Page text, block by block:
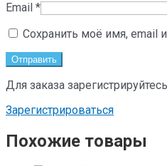
Email *
Сохранить моё имя, email
Для заказа
Зарегистрироваться
Похожие товары